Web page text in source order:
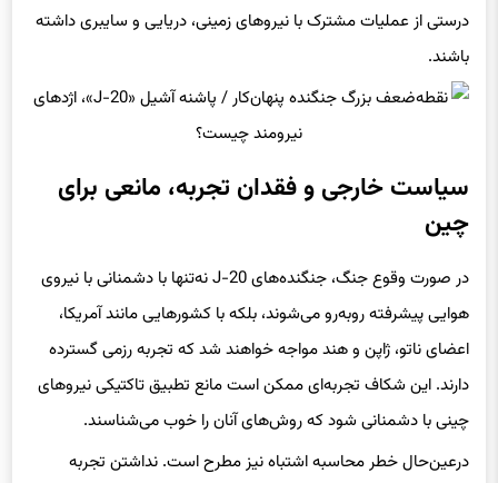
درستی از عملیات مشترک با نیروهای زمینی، دریایی و سایبری داشته
باشند.
سیاست خارجی و فقدان تجربه، مانعی برای
چین
در صورت وقوع جنگ، جنگنده‌های J-20 نه‌تنها با دشمنانی با نیروی
هوایی پیشرفته روبه‌رو می‌شوند، بلکه با کشورهایی مانند آمریکا،
اعضای ناتو، ژاپن و هند مواجه خواهند شد که تجربه رزمی گسترده
دارند. این شکاف تجربه‌ای ممکن است مانع تطبیق تاکتیکی نیروهای
چینی با دشمنانی شود که روش‌های آنان را خوب می‌شناسند.
درعین‌حال خطر محاسبه اشتباه نیز مطرح است. نداشتن تجربه